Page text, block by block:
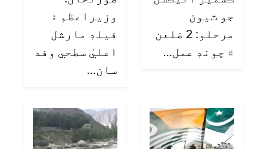
جو ٽيون
مرحلو: 2 ضلعن
۾ چونڊ عمل…
وزيراعظم ۽
فيلڊ مارشل
اعليٰ سطحي وفد
سان…